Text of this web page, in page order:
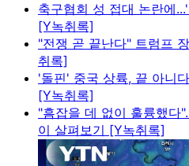
축구협회 성 접대 논란에
[Y녹취록]
"전쟁 곧 끝난다" 트럼프
취록]
'돌핀' 중국 상륙, 끝 아니
[Y녹취록]
"흠잡을 데 없이 훌륭했다
이 살펴보기 [Y녹취록]